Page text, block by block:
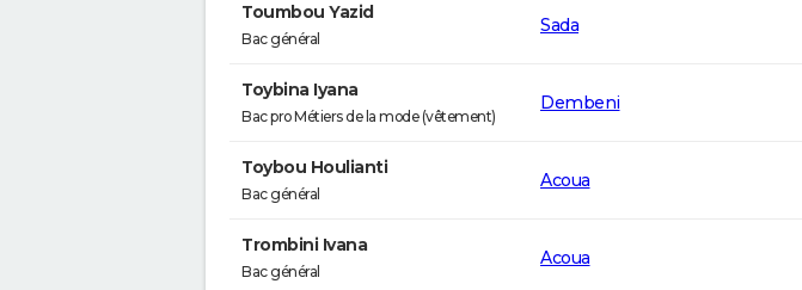
Toumbou Yazid
Bac général
Sada
Toybina Iyana
Bac pro Métiers de la mode (vêtement)
Dembeni
Toybou Houlianti
Bac général
Acoua
Trombini Ivana
Bac général
Acoua